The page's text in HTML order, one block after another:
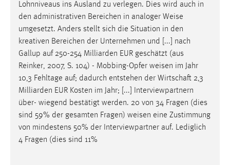
Lohnniveaus ins Ausland zu verlegen. Dies wird auch in
den administrativen Bereichen in analoger Weise
umgesetzt. Anders stellt sich die Situation in den
kreativen Bereichen der Unternehmen und [...] nach
Gallup auf 250-254 Milliarden EUR geschätzt (aus
Reinker, 2007, S. 104) - Mobbing-Opfer weisen im Jahr
10,3 Fehltage auf; dadurch entstehen der Wirtschaft 2,3
Milliarden EUR Kosten im Jahr; [...] Interviewpartnern
über- wiegend bestätigt werden. 20 von 34 Fragen (dies
sind 59% der gesamten Fragen) weisen eine Zustimmung
von mindestens 50% der Interviewpartner auf. Lediglich
4 Fragen (dies sind 11%
Matomo
Name:
_pk_ref, _pk_cvar, _pk_id, _pk_ses
Zweck:
Zugriffsstatistik
Cookie Laufzeit:
Max. 13 Monate
MARKETING